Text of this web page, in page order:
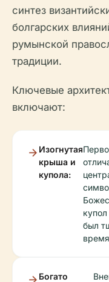
синтез
болгарских
румынской
традиции.
Ключевые
включают:
Изогнутая
крыша и
купола:
был
Богато